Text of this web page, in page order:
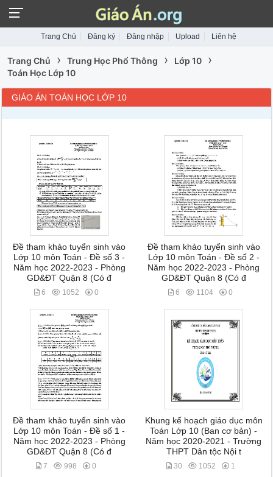
Trang Chủ Đăng ký Đăng nhập Upload Liên hệ
Trang Chủ › Trung Học Phổ Thông › Lớp 10 ›
Toán Học Lớp 10
GIÁO ÁN TOÁN HỌC LỚP 10
Đề tham khảo tuyển sinh vào
Lớp 10 môn Toán - Đề số 3 -
Năm học 2022-2023 - Phòng
GD&ĐT Quận 8 (Có đ
6 1052 0
Đề tham khảo tuyển sinh vào
Lớp 10 môn Toán - Đề số 2 -
Năm học 2022-2023 - Phòng
GD&ĐT Quận 8 (Có đ
6 1104 0
Đề tham khảo tuyển sinh vào
Lớp 10 môn Toán - Đề số 1 -
Năm học 2022-2023 - Phòng
GD&ĐT Quận 8 (Có đ
7 998 0
Khung kế hoạch giáo dục môn
Toán Lớp 10 (Ban cơ bản) -
Năm học 2020-2021 - Trường
THPT Dân tộc Nội t
30 1052 1